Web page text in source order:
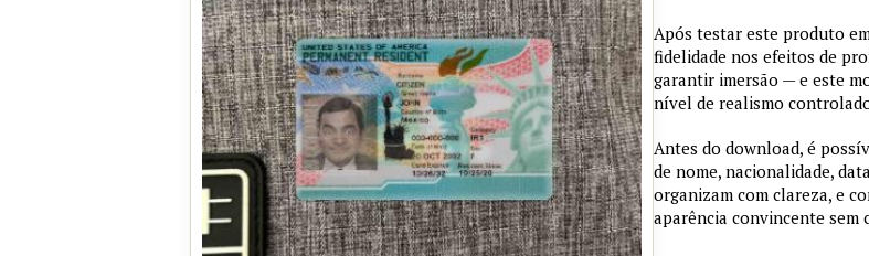
Após testar este produto
fidelidade nos efeitos de
garantir imersão — e este
nível de realismo
Antes do download, é
de nome, nacionalidade,
organizam com clareza, e
aparência convincente sem